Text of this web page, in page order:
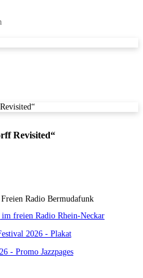
Revisited“
im freien Radio Rhein-Neckar